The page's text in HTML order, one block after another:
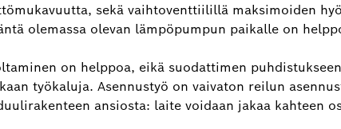
sekä vaihtoventtiilillä maksimoiden
olemassa olevan lämpöpumpun paikalle on
on helppoa, eikä suodattimen
työkaluja. Asennustyö on vaivaton reilun
ansiosta: laite voidaan jakaa kahteen